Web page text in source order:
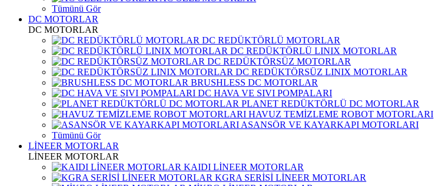
Tümünü Gör
DC MOTORLAR
DC MOTORLAR
DC REDÜKTÖRLÜ MOTORLAR
DC REDÜKTÖRLÜ LINIX MOTORLAR
DC REDÜKTÖRSÜZ MOTORLAR
DC REDÜKTÖRSÜZ LINIX MOTORLAR
BRUSHLESS DC MOTORLAR
DC HAVA VE SIVI POMPALARI
PLANET REDÜKTÖRLÜ DC MOTORLAR
HAVUZ TEMİZLEME ROBOT MOTORLARI
ASANSÖR VE KAYARKAPI MOTORLARI
Tümünü Gör
LİNEER MOTORLAR
LİNEER MOTORLAR
KAIDI LİNEER MOTORLAR
KGRA SERİSİ LİNEER MOTORLAR